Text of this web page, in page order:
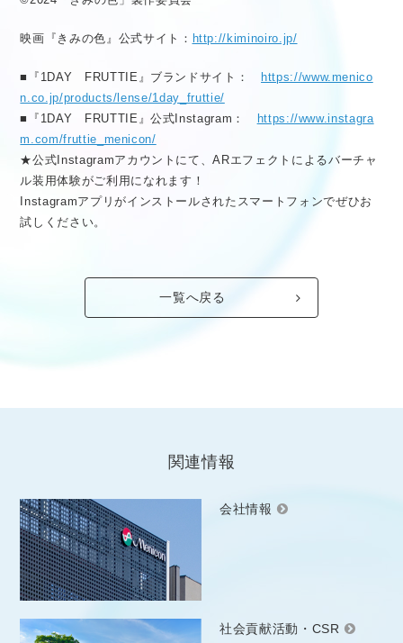
映画『きみの色』公式サイト： http://kiminoiro.jp/
■『1DAY FRUTTIE』ブランドサイト：
https://www.menico
n.co.jp/products/lense/1day_fruttie/
■『1DAY FRUTTIE』公式Instagram：
https://www.instagra
m.com/fruttie_menicon/
★公式Instagramアカウントにて、ARエフェクトによるバーチャ
ル装用体験がご利用になれます！
Instagramアプリがインストールされたスマートフォンでぜひお
試しください。
一覧へ戻る
関連情報
会社情報
社会貢献活動・CSR